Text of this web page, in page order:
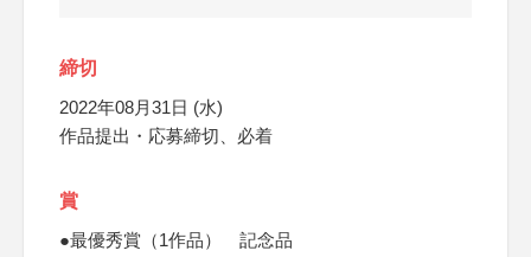
締切
2022年08月31日 (水)
作品提出・応募締切、必着
賞
●最優秀賞（1作品） 記念品